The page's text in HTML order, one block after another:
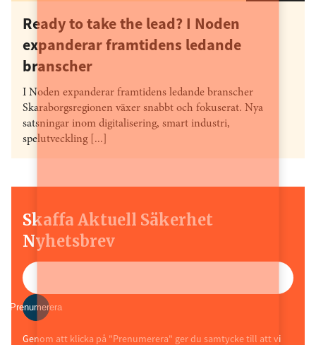
Ready to take the lead? I Noden
expanderar framtidens ledande
branscher
I Noden expanderar framtidens ledande branscher
Skaraborgsregionen växer snabbt och fokuserat. Nya
satsningar inom digitalisering, smart industri,
spelutveckling [...]
Skaffa Aktuell Säkerhet
Nyhetsbrev
Prenumerera
Genom att klicka på "Prenumerera" ger du samtycke till att vi